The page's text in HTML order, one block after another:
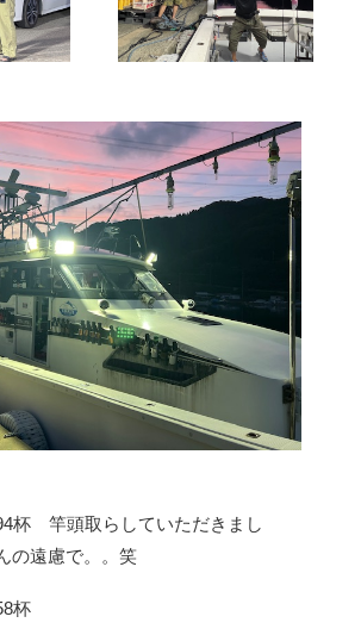
杯 竿頭取らしていただきまし
の遠慮で。。笑
杯